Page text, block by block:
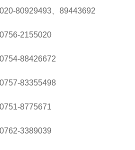
80929493、89443692
2155020
88426672
83355498
8775671
3389039